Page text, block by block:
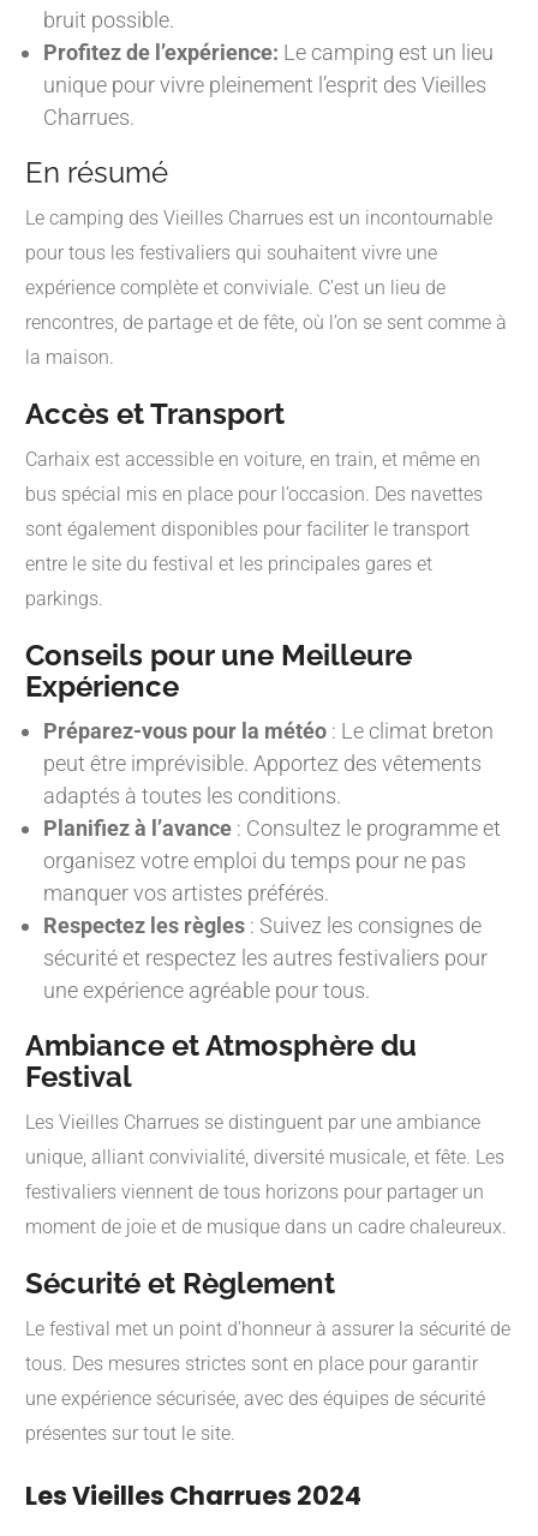
bruit possible.
Profitez de l’expérience: Le camping est un lieu
unique pour vivre pleinement l’esprit des Vieilles
Charrues.
En résumé
Le camping des Vieilles Charrues est un incontournable
pour tous les festivaliers qui souhaitent vivre une
expérience complète et conviviale. C’est un lieu de
rencontres, de partage et de fête, où l’on se sent comme à
la maison.
Accès et Transport
Carhaix est accessible en voiture, en train, et même en
bus spécial mis en place pour l’occasion. Des navettes
sont également disponibles pour faciliter le transport
entre le site du festival et les principales gares et
parkings.
Conseils pour une Meilleure
Expérience
Préparez-vous pour la météo : Le climat breton
peut être imprévisible. Apportez des vêtements
adaptés à toutes les conditions.
Planifiez à l’avance : Consultez le programme et
organisez votre emploi du temps pour ne pas
manquer vos artistes préférés.
Respectez les règles : Suivez les consignes de
sécurité et respectez les autres festivaliers pour
une expérience agréable pour tous.
Ambiance et Atmosphère du
Festival
Les Vieilles Charrues se distinguent par une ambiance
unique, alliant convivialité, diversité musicale, et fête. Les
festivaliers viennent de tous horizons pour partager un
moment de joie et de musique dans un cadre chaleureux.
Sécurité et Règlement
Le festival met un point d’honneur à assurer la sécurité de
tous. Des mesures strictes sont en place pour garantir
une expérience sécurisée, avec des équipes de sécurité
présentes sur tout le site.
Les Vieilles Charrues 2024